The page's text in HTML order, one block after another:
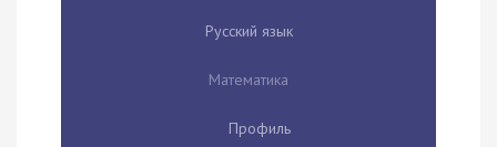
Русский язык
Математика
Профиль